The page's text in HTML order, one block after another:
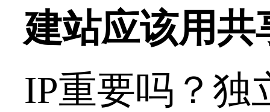
建站应该用
IP重要吗？独